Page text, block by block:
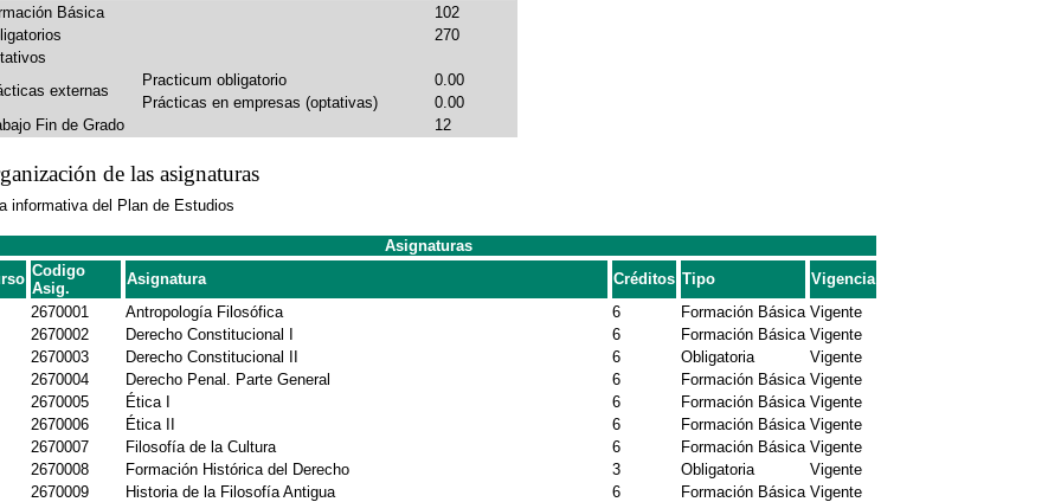
Básica
102
270
externas
Practicum obligatorio
0.00
Prácticas en empresas (optativas)
0.00
Fin de Grado
12
de las asignaturas
informativa del Plan de Estudios
Asignaturas
Codigo
Asig.
Asignatura Créditos Tipo
Vigencia
2670001 Antropología Filosófica 6 Formación Básica Vigente
2670002 Derecho Constitucional I 6 Formación Básica Vigente
2670003 Derecho Constitucional II 6 Obligatoria
Vigente
2670004 Derecho Penal. Parte General 6 Formación Básica Vigente
2670005 Ética I 6 Formación Básica Vigente
2670006 Ética II 6 Formación Básica Vigente
2670007 Filosofía de la Cultura 6 Formación Básica Vigente
2670008 Formación Histórica del Derecho 3 Obligatoria
Vigente
2670009 Historia de la Filosofía Antigua 6 Formación Básica Vigente